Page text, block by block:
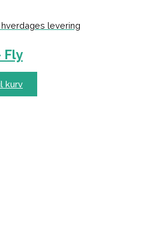
hverdages levering
Fly
kurv